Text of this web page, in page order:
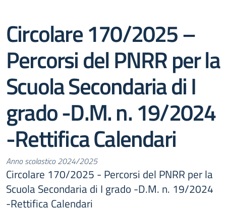
Circolare 170/2025 –
Percorsi del PNRR per la
Scuola Secondaria di I
grado -D.M. n. 19/2024
-Rettifica Calendari
Anno scolastico 2024/2025
Circolare 170/2025 - Percorsi del PNRR per la
Scuola Secondaria di I grado -D.M. n. 19/2024
-Rettifica Calendari